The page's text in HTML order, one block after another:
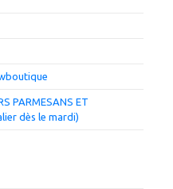
PARMESANS ET
dès le mardi)